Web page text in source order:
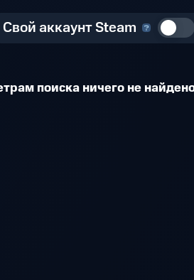
Свой аккаунт Steam
поиска ничего не